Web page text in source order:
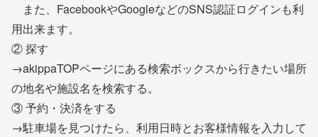
また、FacebookやGoogleなどのSNS認証ログインも利
用出来ます。
② 探す
→akippaTOPページにある検索ボックスから行きたい場所
の地名や施設名を検索する。
③ 予約・決済をする
→駐車場を見つけたら、利用日時とお客様情報を入力して